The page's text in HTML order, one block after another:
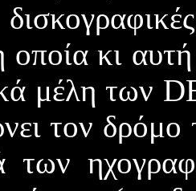
κι
μέλη των
τον δρόμο
των